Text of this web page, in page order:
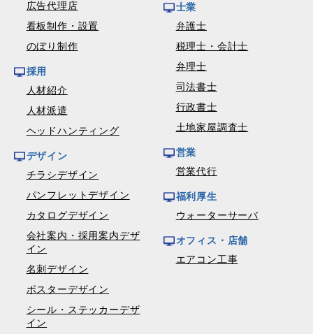
広告代理店
看板制作・設置
のぼり制作
採用
人材紹介
人材派遣
ヘッドハンティング
デザイン
チラシデザイン
パンフレットデザイン
カタログデザイン
会社案内・採用案内デザ
イン
名刺デザイン
ポスターデザイン
シール・ステッカーデザ
イン
士業
弁護士
税理士・会計士
弁理士
司法書士
行政書士
土地家屋調査士
営業
営業代行
福利厚生
ウォーターサーバ
オフィス・店舗
エアコン工事